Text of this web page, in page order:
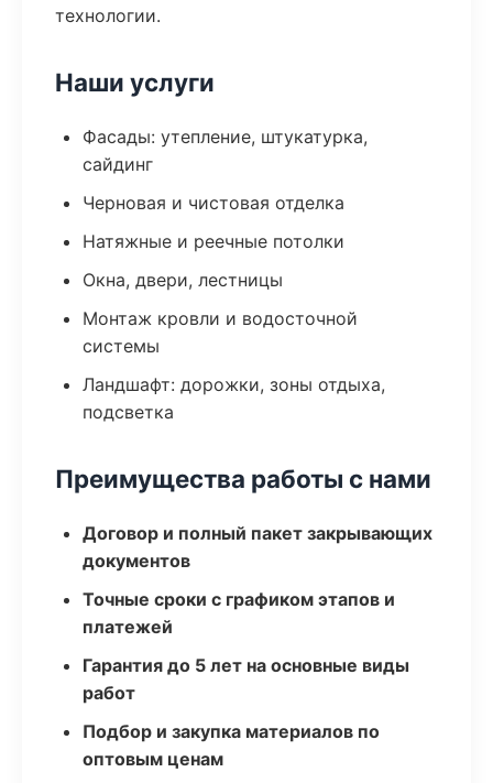
технологии.
Наши услуги
Фасады: утепление, штукатурка,
сайдинг
Черновая и чистовая отделка
Натяжные и реечные потолки
Окна, двери, лестницы
Монтаж кровли и водосточной
системы
Ландшафт: дорожки, зоны отдыха,
подсветка
Преимущества работы с нами
Договор и полный пакет закрывающих
документов
Точные сроки с графиком этапов и
платежей
Гарантия до 5 лет на основные виды
работ
Подбор и закупка материалов по
оптовым ценам